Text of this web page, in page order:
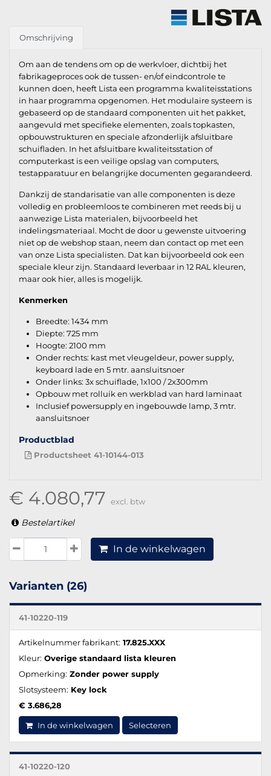
Omschrijving
Om aan de tendens om op de werkvloer, dichtbij het
fabrikageproces ook de tussen- en/of eindcontrole te
kunnen doen, heeft Lista een programma kwaliteisstations
in haar programma opgenomen. Het modulaire systeem is
gebaseerd op de standaard componenten uit het pakket,
aangevuld met specifieke elementen, zoals topkasten,
opbouwstrukturen en speciale afzonderlijk afsluitbare
schuifladen. In het afsluitbare kwaliteitsstation of
computerkast is een veilige opslag van computers,
testapparatuur en belangrijke documenten gegarandeerd.
Dankzij de standarisatie van alle componenten is deze
volledig en probleemloos te combineren met reeds bij u
aanwezige Lista materialen, bijvoorbeeld het
indelingsmateriaal. Mocht de door u gewenste uitvoering
niet op de webshop staan, neem dan contact op met een
van onze Lista specialisten. Dat kan bijvoorbeeld ook een
speciale kleur zijn. Standaard leverbaar in 12 RAL kleuren,
maar ook hier, alles is mogelijk.
Kenmerken
Breedte: 1434 mm
Diepte: 725 mm
Hoogte: 2100 mm
Onder rechts: kast met vleugeldeur, power supply,
keyboard lade en 5 mtr. aansluitsnoer
Onder links: 3x schuiflade, 1x100 / 2x300mm
Opbouw met rolluik en werkblad van hard laminaat
Inclusief powersupply en ingebouwde lamp, 3 mtr.
aansluitsnoer
Productblad
Productsheet 41-10144-013
€ 4.080,77 excl. btw
Bestelartikel
In de winkelwagen
Varianten (26)
41-10220-119
Artikelnummer fabrikant: 17.825.XXX
Kleur: Overige standaard lista kleuren
Opmerking: Zonder power supply
Slotsysteem: Key lock
€ 3.686,28
In de winkelwagen Selecteren
41-10220-120